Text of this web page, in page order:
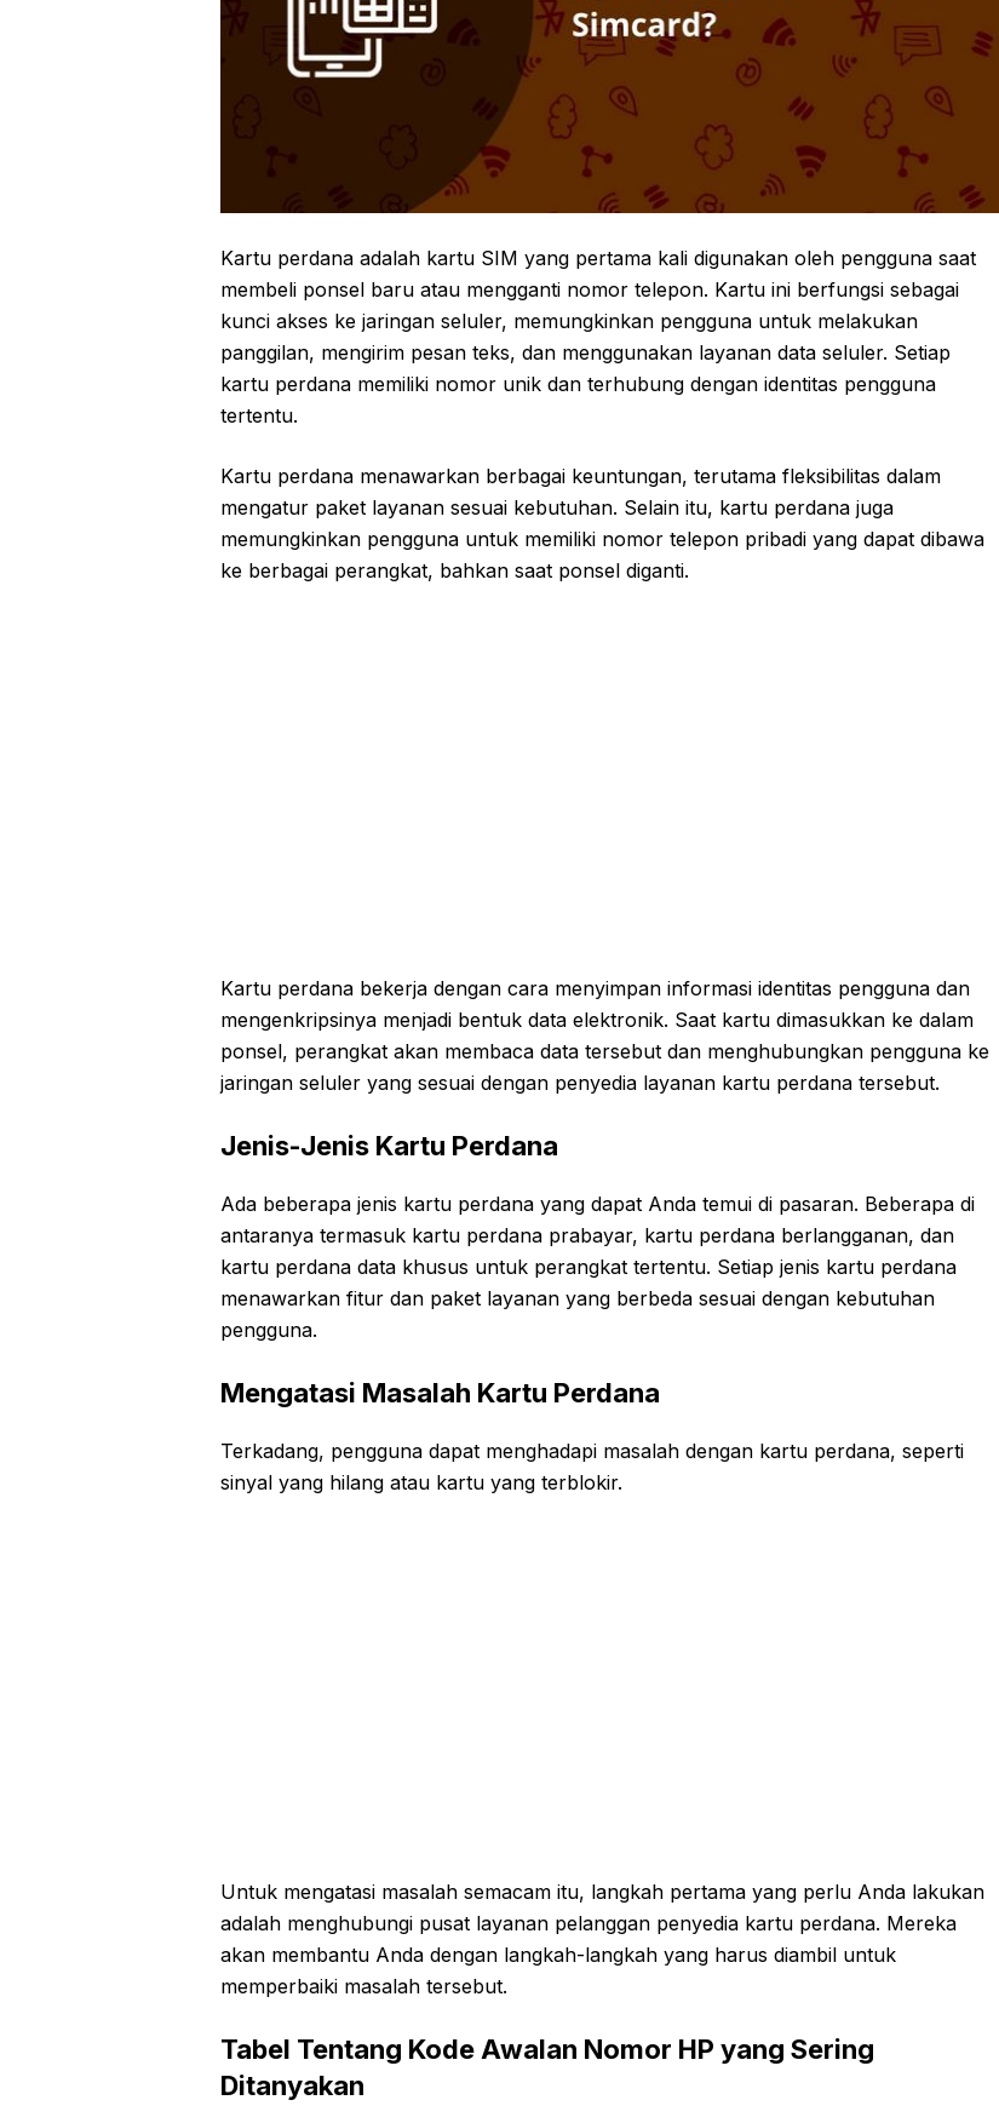
Kartu perdana adalah kartu SIM yang pertama kali digunakan oleh pengguna saat
membeli ponsel baru atau mengganti nomor telepon. Kartu ini berfungsi sebagai
kunci akses ke jaringan seluler, memungkinkan pengguna untuk melakukan
panggilan, mengirim pesan teks, dan menggunakan layanan data seluler. Setiap
kartu perdana memiliki nomor unik dan terhubung dengan identitas pengguna
tertentu.
Kartu perdana menawarkan berbagai keuntungan, terutama fleksibilitas dalam
mengatur paket layanan sesuai kebutuhan. Selain itu, kartu perdana juga
memungkinkan pengguna untuk memiliki nomor telepon pribadi yang dapat dibawa
ke berbagai perangkat, bahkan saat ponsel diganti.
Kartu perdana bekerja dengan cara menyimpan informasi identitas pengguna dan
mengenkripsinya menjadi bentuk data elektronik. Saat kartu dimasukkan ke dalam
ponsel, perangkat akan membaca data tersebut dan menghubungkan pengguna ke
jaringan seluler yang sesuai dengan penyedia layanan kartu perdana tersebut.
Jenis-Jenis Kartu Perdana
Ada beberapa jenis kartu perdana yang dapat Anda temui di pasaran. Beberapa di
antaranya termasuk kartu perdana prabayar, kartu perdana berlangganan, dan
kartu perdana data khusus untuk perangkat tertentu. Setiap jenis kartu perdana
menawarkan fitur dan paket layanan yang berbeda sesuai dengan kebutuhan
pengguna.
Mengatasi Masalah Kartu Perdana
Terkadang, pengguna dapat menghadapi masalah dengan kartu perdana, seperti
sinyal yang hilang atau kartu yang terblokir.
Untuk mengatasi masalah semacam itu, langkah pertama yang perlu Anda lakukan
adalah menghubungi pusat layanan pelanggan penyedia kartu perdana. Mereka
akan membantu Anda dengan langkah-langkah yang harus diambil untuk
memperbaiki masalah tersebut.
Tabel Tentang Kode Awalan Nomor HP yang Sering
Ditanyakan